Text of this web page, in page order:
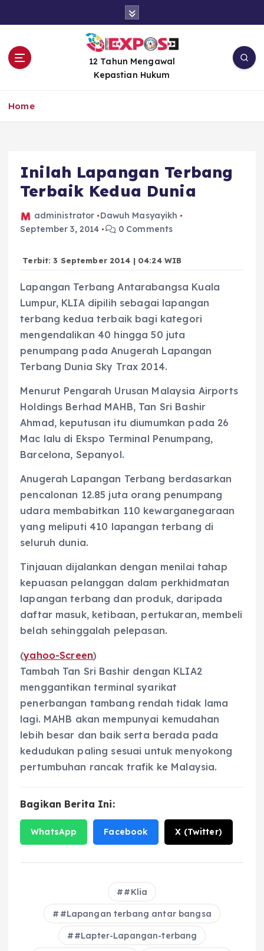
12 Tahun Mengawal
Kepastian Hukum
Home
Inilah Lapangan Terbang
Terbaik Kedua Dunia
administrator
Dawuh Masyayikh
September 3, 2014
0 Comments
Terbit: 3 September 2014 | 04:24 WIB
Lapangan Terbang Antarabangsa Kuala
Lumpur, KLIA dipilih sebagai lapangan
terbang kedua terbaik bagi kategori
mengendalikan 40 hingga 50 juta
penumpang pada Anugerah Lapangan
Terbang Dunia Sky Trax 2014.
Menurut Pengarah Urusan Malaysia Airports
Holdings Berhad MAHB, Tan Sri Bashir
Ahmad, keputusan itu diumumkan pada 26
Mac lalu di Ekspo Terminal Penumpang,
Barcelona, Sepanyol.
Anugerah Lapangan Terbang berdasarkan
pencalonan 12.85 juta orang penumpang
udara membabitkan 110 kewarganegaraan
yang meliputi 410 lapangan terbang di
seluruh dunia.
Tinjauan dijalankan dengan menilai tahap
kepuasan pelanggan dalam perkhidmatan
lapangan terbang dan produk, daripada
daftar masuk, ketibaan, pertukaran, membeli
belah sehinggalah pelepasan.
(yahoo-Screen)
Tambah Tan Sri Bashir dengan KLIA2
menggantikan terminal syarikat
penerbangan tambang rendah tidak lama
lagi. MAHB akan mempunyai kemudahan
lebih besar dan baik serta berada pada
kedudukan paling sesuai untuk menyokong
pertumbuhan rancak trafik ke Malaysia.
Bagikan Berita Ini:
WhatsApp Facebook X (Twitter)
#Klia
#Lapangan terbang antar bangsa
#Lapter-Lapangan-terbang